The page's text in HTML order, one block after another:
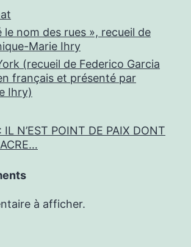
le nom des rues », recueil de
Marie Ihry
(recueil de Federico Garcia
français et présenté par
Ihry)
N’EST POINT DE PAIX DONT
à afficher.